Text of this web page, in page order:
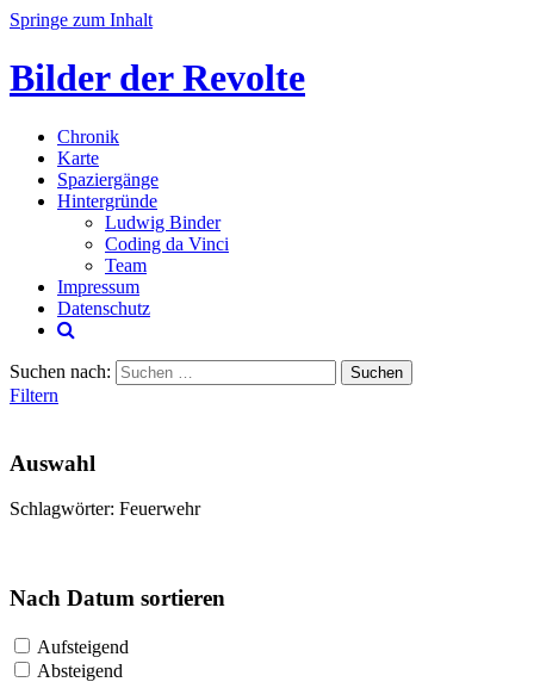
Springe zum Inhalt
Bilder der Revolte
Chronik
Karte
Spaziergänge
Hintergründe
Ludwig Binder
Coding da Vinci
Team
Impressum
Datenschutz
Suchen nach:
Filtern
Auswahl
Schlagwörter: Feuerwehr
Nach Datum sortieren
Aufsteigend
Absteigend